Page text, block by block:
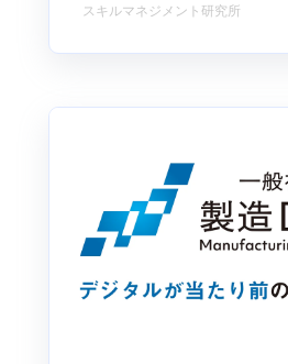
スキルマネジメント研究所